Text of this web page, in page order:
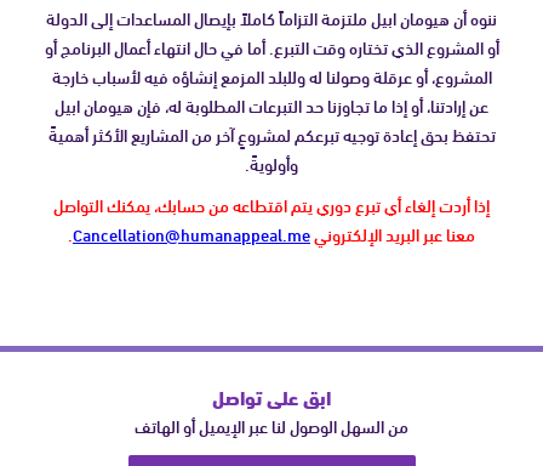
ننوه أن هيومان ابيل ملتزمة التزاماً كاملاً بإيصال المساعدات إلى الدولة
أو المشروع الذي تختاره وقت التبرع. أما في حال انتهاء أعمال البرنامج أو
المشروع، أو عرقلة وصولنا له وللبلد المزمع إنشاؤه فيه لأسباب خارجة
عن إرادتنا، أو إذا ما تجاوزنا حد التبرعات المطلوبة له، فإن هيومان ابيل
تحتفظ بحق إعادة توجيه تبرعكم لمشروعٍ آخر من المشاريع الأكثر أهميةً
وأولويةً.
إذا أردت إلغاء أي تبرع دوري يتم اقتطاعه من حسابك، يمكنك التواصل
معنا عبر البريد الإلكترونيCancellation@humanappeal.me
.
ابق على تواصل
من السهل الوصول لنا عبر الإيميل أو الهاتف